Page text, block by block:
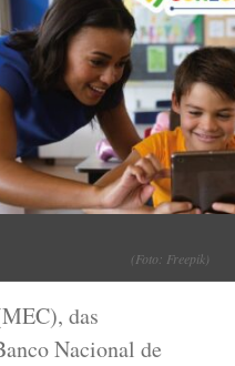
(Foto: Freepik)
das
Nacional de